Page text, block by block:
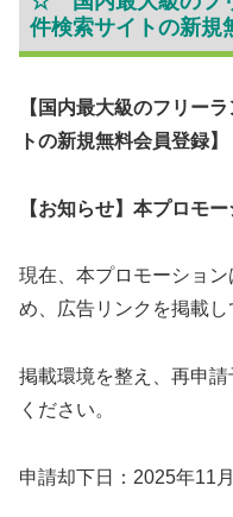
件検索サイトの新規
【国内最大級のフリー
トの新規無料会員登録】
【お知らせ】本プロモ
現在、本プロモーショ
め、広告リンクを掲載し
掲載環境を整え、再申
ください。
申請却下日：2025年11